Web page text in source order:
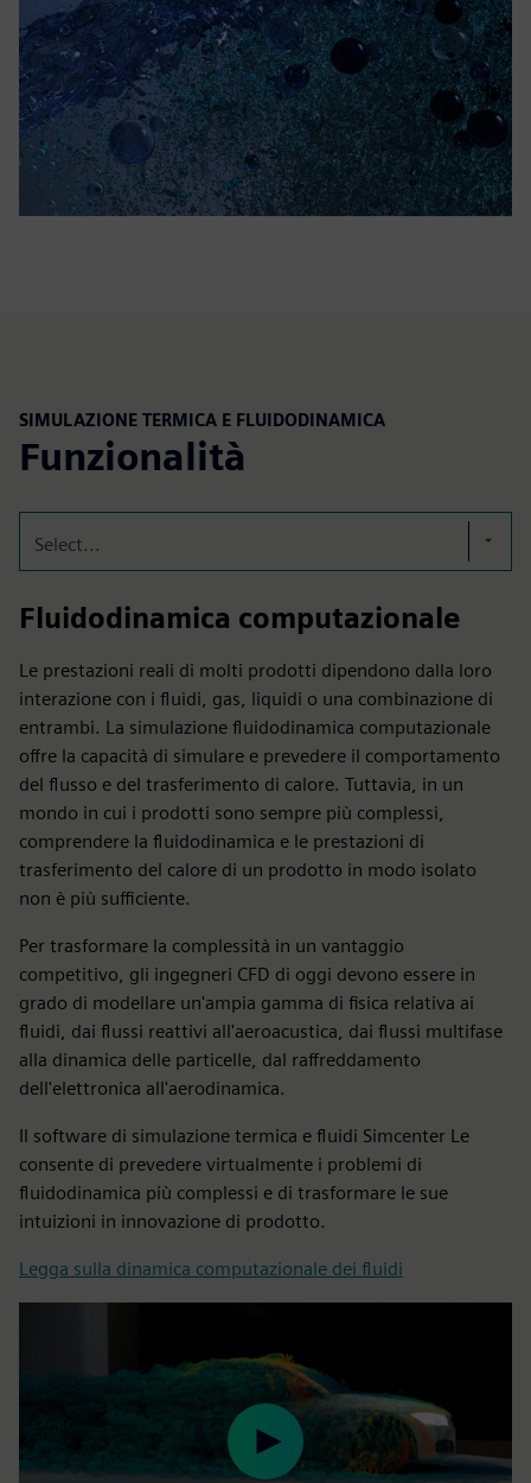
SIMULAZIONE TERMICA E FLUIDODINAMICA
Funzionalità
Select...
Fluidodinamica computazionale
Le prestazioni reali di molti prodotti dipendono dalla loro
interazione con i fluidi, gas, liquidi o una combinazione di
entrambi. La simulazione fluidodinamica computazionale
offre la capacità di simulare e prevedere il comportamento
del flusso e del trasferimento di calore. Tuttavia, in un
mondo in cui i prodotti sono sempre più complessi,
comprendere la fluidodinamica e le prestazioni di
trasferimento del calore di un prodotto in modo isolato
non è più sufficiente.
Per trasformare la complessità in un vantaggio
competitivo, gli ingegneri CFD di oggi devono essere in
grado di modellare un'ampia gamma di fisica relativa ai
fluidi, dai flussi reattivi all'aeroacustica, dai flussi multifase
alla dinamica delle particelle, dal raffreddamento
dell'elettronica all'aerodinamica.
Il software di simulazione termica e fluidi Simcenter Le
consente di prevedere virtualmente i problemi di
fluidodinamica più complessi e di trasformare le sue
intuizioni in innovazione di prodotto.
Legga sulla dinamica computazionale dei fluidi
Play